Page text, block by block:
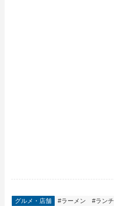
グルメ・店舗 #ラーメン #ランチ